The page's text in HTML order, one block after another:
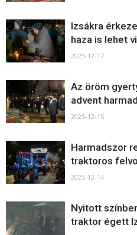
Izsákra
haza is lehet
2025-12-17
Az öröm
advent
2025-12-15
Harmadszor
traktoros
2025-12-14
Nyitott
traktor égett